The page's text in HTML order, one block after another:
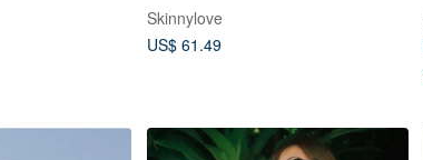
Skinnylove
US$ 61.49